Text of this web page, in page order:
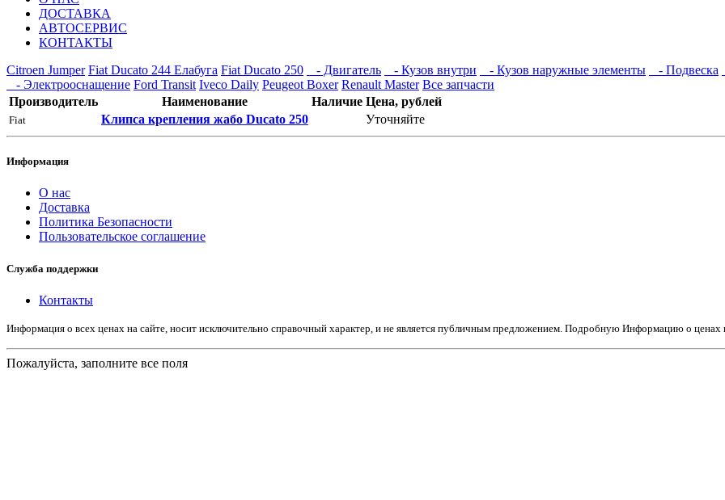
ДОСТАВКА
АВТОСЕРВИС
КОНТАКТЫ
Citroen Jumper Fiat Ducato 244 Елабуга Fiat Ducato 250 - Двигатель - Кузов внутри - Кузов наружные элементы - Подвеска
- Электрооснащение Ford Transit Iveco Daily Peugeot Boxer Renault Master Все запчасти
Производитель
Наименование Наличие Цена, рублей
Fiat Клипса крепления жабо Ducato 250 Уточняйте
Информация
О нас
Доставка
Политика Безопасности
Пользовательское соглашение
Служба поддержки
Контакты
Информация о всех ценах на сайте, носит исключительно справочный характер, и не является публичным предложением. Подробную Информацию о ценах
Пожалуйста, заполните все поля